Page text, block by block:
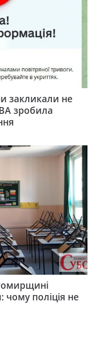
закликали не
зробила
поліція не